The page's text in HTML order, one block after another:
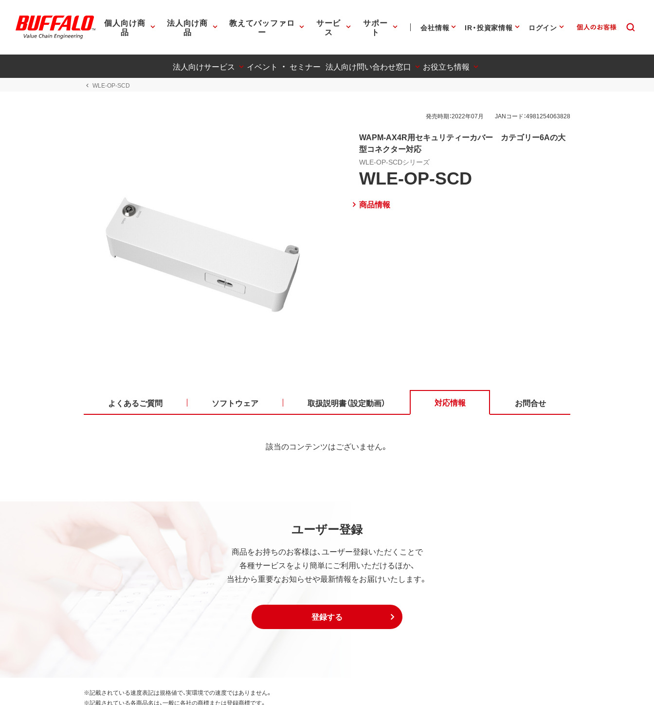
個人向け商
品
法人向け商
品
教えてバッファロ
ー
サービ
ス
サポー
ト 会社情報 IR・投資家情報 ログイン
法人向けサービス イベント ・ セミナー 法人向け問い合わせ窓口 お役立ち情報
WLE-OP-SCD
発売時期：2022年07月 JANコード：4981254063828
WAPM-AX4R用セキュリティーカバー カテゴリー6Aの大
型コネクター対応
WLE-OP-SCDシリーズ
WLE-OP-SCD
商品情報
よくあるご質問 ソフトウェア 取扱説明書（設定動画） 対応情報 お問合せ
該当のコンテンツはございません。
ユーザー登録
商品をお持ちのお客様は、ユーザー登録いただくことで
各種サービスをより簡単にご利用いただけるほか、
当社から重要なお知らせや最新情報をお届けいたします。
登録する
※記載されている速度表記は規格値で、実環境での速度ではありません。
※記載されている各商品名は、一般に各社の商標または登録商標です。